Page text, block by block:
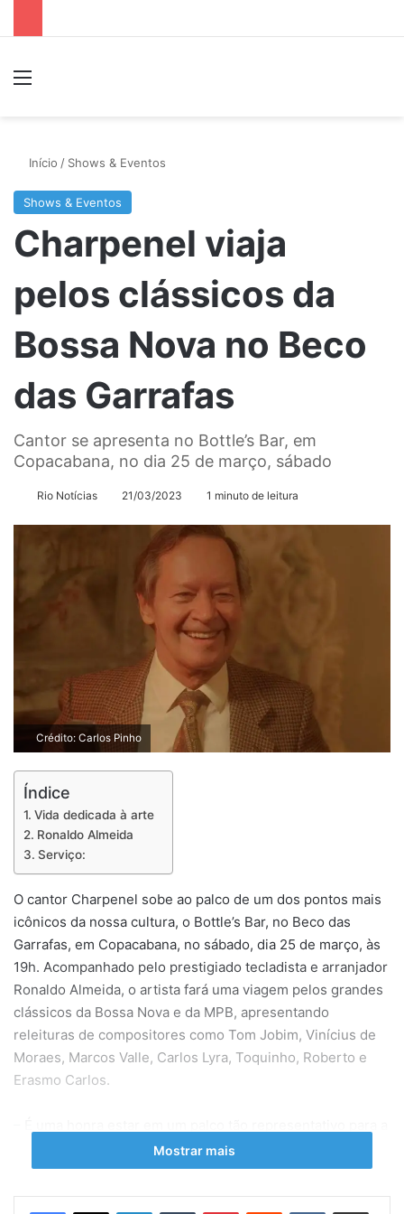
Início / Shows & Eventos
Shows & Eventos
Charpenel viaja
pelos clássicos da
Bossa Nova no Beco
das Garrafas
Cantor se apresenta no Bottle’s Bar, em
Copacabana, no dia 25 de março, sábado
Rio Notícias 21/03/2023 1 minuto de leitura
Crédito: Carlos Pinho
Índice
Vida dedicada à arte
Ronaldo Almeida
Serviço:
O cantor Charpenel sobe ao palco de um dos pontos mais
icônicos da nossa cultura, o Bottle’s Bar, no Beco das
Garrafas, em Copacabana, no sábado, dia 25 de março, às
19h. Acompanhado pelo prestigiado tecladista e arranjador
Ronaldo Almeida, o artista fará uma viagem pelos grandes
clássicos da Bossa Nova e da MPB, apresentando
releituras de compositores como Tom Jobim, Vinícius de
Moraes, Marcos Valle, Carlos Lyra, Toquinho, Roberto e
Erasmo Carlos.
história da nossa música. E interpretando obras de quem
por lá passou e marcou época – exalta Charpenel.
Mostrar mais